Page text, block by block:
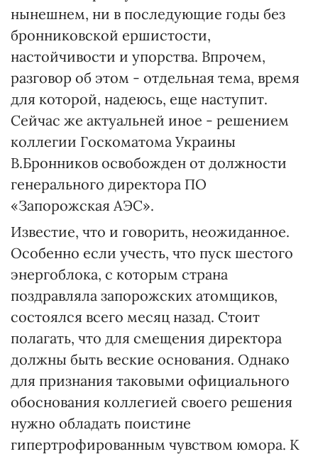
нынешнем, ни в последующие годы без
бронниковской ершистости,
настойчивости и упорства. Впрочем,
разговор об этом - отдельная тема, время
для которой, надеюсь, еще наступит.
Сейчас же актуальней иное - решением
коллегии Госкоматома Украины
В.Бронников освобожден от должности
генерального директора ПО
«Запорожская АЭС».
Известие, что и говорить, неожиданное.
Особенно если учесть, что пуск шестого
энергоблока, с которым страна
поздравляла запорожских атомщиков,
состоялся всего месяц назад. Стоит
полагать, что для смещения директора
должны быть веские основания. Однако
для признания таковыми официального
обоснования коллегией своего решения
нужно обладать поистине
гипертрофированным чувством юмора. К